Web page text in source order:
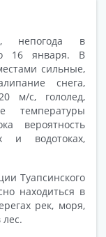
обсуждения
непогода в
16 января. В
сильные,
снега,
м/с, гололед,
температуры
вероятность
водотоках,
Туапсинского
находиться в
рек, моря,